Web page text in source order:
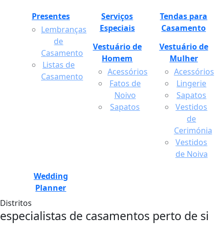
Presentes
Lembranças
de
Casamento
Listas de
Casamento
Serviços
Especiais
Tendas para
Casamento
Vestuário de
Homem
Acessórios
Fatos de
Noivo
Sapatos
Vestuário de
Mulher
Acessórios
Lingerie
Sapatos
Vestidos
de
Cerimónia
Vestidos
de Noiva
Wedding
Planner
Distritos
especialistas de casamentos perto de si